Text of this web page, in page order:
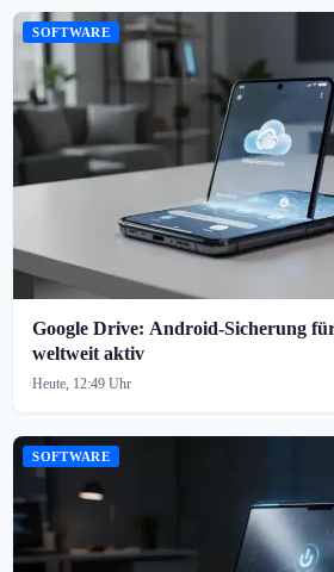
SOFTWARE
Google Drive: Android-Sicherung
weltweit aktiv
Heute, 12:49 Uhr
SOFTWARE